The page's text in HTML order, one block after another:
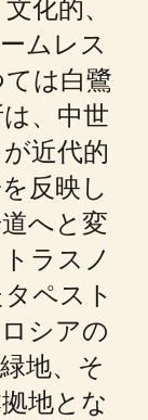
ムレス
は白鷺
、中世
近代的
反映し
へと変
ラスノ
ペスト
シアの
地、そ
地とな